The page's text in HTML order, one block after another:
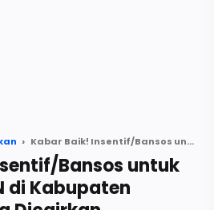
Kabar Baik! Insentif/Bansos untuk Guru Non-ASN di Kabupaten Malang Segera Dicairkan
Bansos untuk
di Kabupaten